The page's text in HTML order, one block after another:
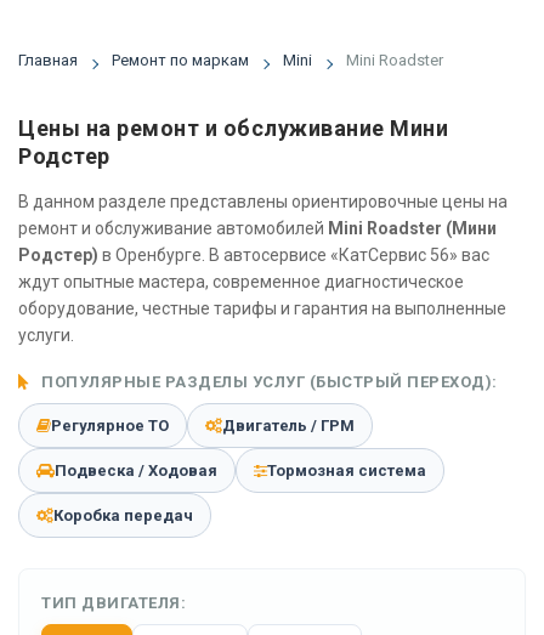
Главная Ремонт по маркам Mini Mini Roadster
Цены на ремонт и обслуживание Мини
Родстер
В данном разделе представлены ориентировочные цены на
ремонт и обслуживание автомобилей Mini Roadster (Мини
Родстер) в Оренбурге. В автосервисе «КатСервис 56» вас
ждут опытные мастера, современное диагностическое
оборудование, честные тарифы и гарантия на выполненные
услуги.
ПОПУЛЯРНЫЕ РАЗДЕЛЫ УСЛУГ (БЫСТРЫЙ ПЕРЕХОД):
Регулярное ТО Двигатель / ГРМ
Подвеска / Ходовая Тормозная система
Коробка передач
ТИП ДВИГАТЕЛЯ: